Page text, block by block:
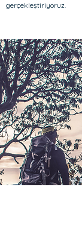
gerçekleştiriyoruz.